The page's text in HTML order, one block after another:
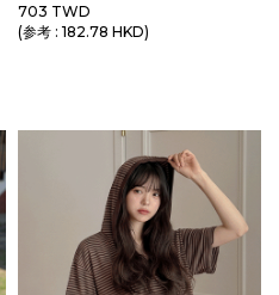
703 TWD
(参考 : 182.78 HKD)